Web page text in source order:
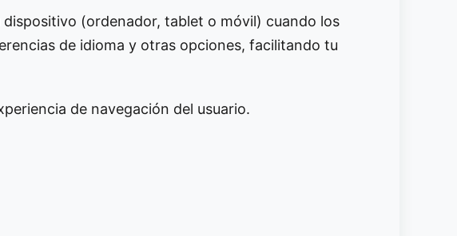
(ordenador, tablet o móvil) cuando los
de idioma y otras opciones, facilitando tu
de navegación del usuario.